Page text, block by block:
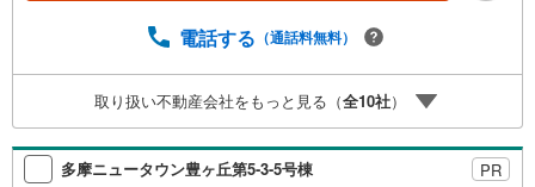
客様からのお言葉に感謝してこれからも楽しく素敵なお家
らまずは、お気軽に東宝ハウス溝の口に相談してみません
か？何も決まっていなくて大丈夫！まずはお客様の夢をお
聞かせ下さい！未来の「不安」を「安心」に変える「未来
カレンダー」もご来店時に好評です。スタッフ一同いつで
もお客様のお問合せをお待ちしております。
電話する （通話料無料）
取り扱い不動産会社をもっと見る（全10社）
多摩ニュータウン豊ヶ丘第5-3-5号棟 PR